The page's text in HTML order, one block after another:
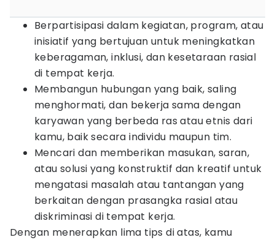
Berpartisipasi dalam kegiatan, program, atau
inisiatif yang bertujuan untuk meningkatkan
keberagaman, inklusi, dan kesetaraan rasial
di tempat kerja.
Membangun hubungan yang baik, saling
menghormati, dan bekerja sama dengan
karyawan yang berbeda ras atau etnis dari
kamu, baik secara individu maupun tim.
Mencari dan memberikan masukan, saran,
atau solusi yang konstruktif dan kreatif untuk
mengatasi masalah atau tantangan yang
berkaitan dengan prasangka rasial atau
diskriminasi di tempat kerja.
Dengan menerapkan lima tips di atas, kamu